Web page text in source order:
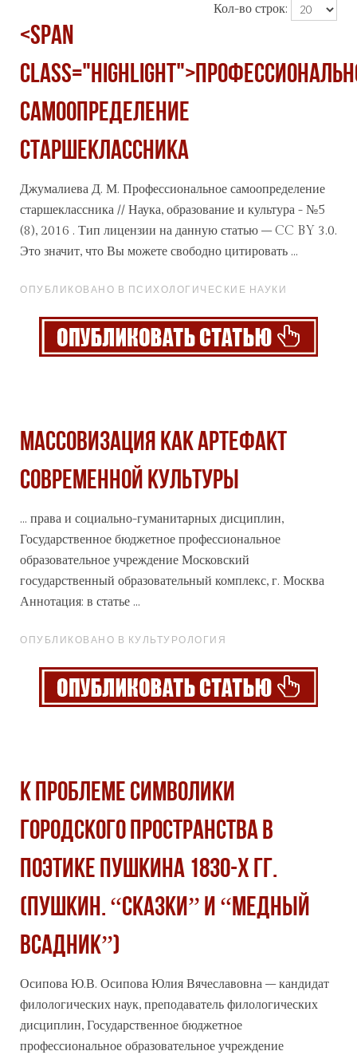
Кол-во строк:
<span
самоопределение
старшеклассника
Джумалиева Д. М. Профессиональное самоопределение
старшеклассника // Наука, образование и культура - №5
(8), 2016 . Тип лицензии на данную статью – CC BY 3.0.
Это значит, что Вы можете свободно цитировать ...
ОПУБЛИКОВАНО В ПСИХОЛОГИЧЕСКИЕ НАУКИ
МАССОВИЗАЦИЯ КАК АРТЕФАКТ
СОВРЕМЕННОЙ КУЛЬТУРЫ
... права и социально-гуманитарных дисциплин,
Государственное бюджетное профессиональное
образовательное учреждение Московский
государственный образовательный комплекс, г. Москва
Аннотация: в статье ...
ОПУБЛИКОВАНО В КУЛЬТУРОЛОГИЯ
К ПРОБЛЕМЕ СИМВОЛИКИ
ГОРОДСКОГО ПРОСТРАНСТВА В
ПОЭТИКЕ ПУШКИНА 1830-Х ГГ.
(ПУШКИН. “СКАЗКИ” И “МЕДНЫЙ
ВСАДНИК”)
Осипова Ю.В. Осипова Юлия Вячеславовна – кандидат
филологических наук, преподаватель филологических
дисциплин, Государственное бюджетное
профессиональное образовательное учреждение